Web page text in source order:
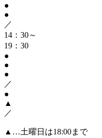
●
●
／
14：30～
19：30
●
●
●
／
●
▲
／
▲…土曜日は18:00まで